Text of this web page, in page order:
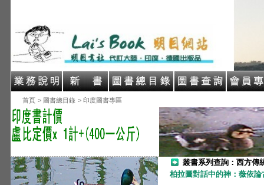
首頁 > 圖書總目錄 > 印度圖書專區
叢書系列查詢：西方傳
柏拉圖對話中的神：薇依